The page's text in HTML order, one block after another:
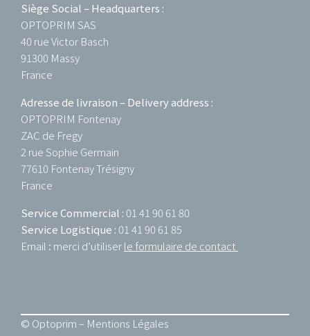
Siège Social – Headquarters :
OPTOPRIM SAS
40 rue Victor Basch
91300 Massy
France
Adresse de livraison – Delivery address :
OPTOPRIM Fontenay
ZAC de Fregy
2 rue Sophie Germain
77610 Fontenay Trésigny
France
Service Commercial : 01 41 90 61 80
Service Logistique : 01 41 90 61 85
Email : merci d’utiliserle formulaire de contact
© Optoprim – Mentions Légales